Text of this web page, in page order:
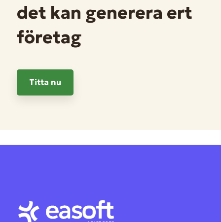
det kan generera ert
företag
Titta nu